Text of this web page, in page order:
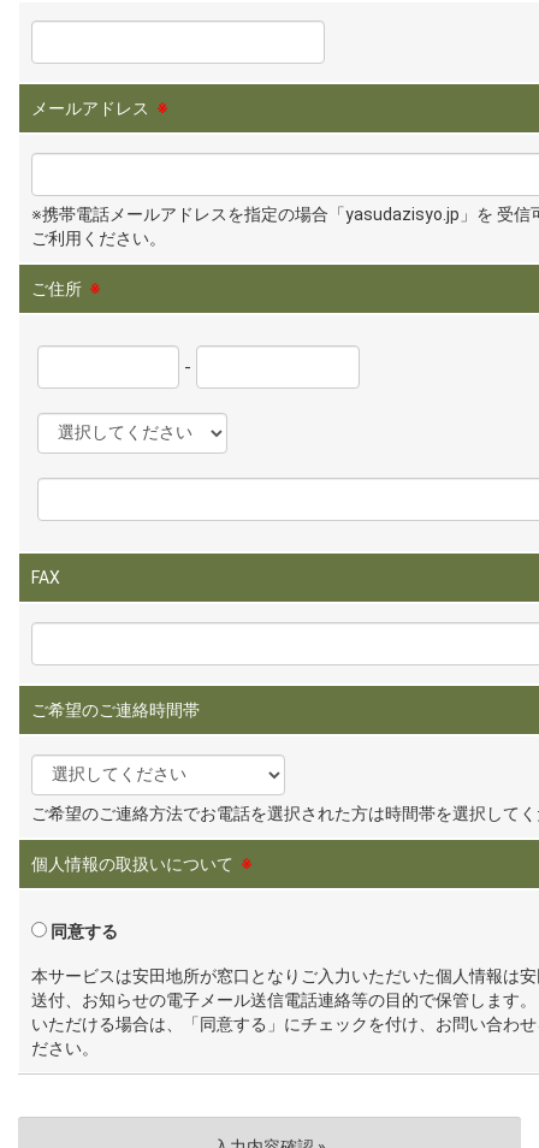
メールアドレス ※
※携帯電話メールアドレスを指定の場合「yasudazisyo.jp」を 受信
ご利用ください。
ご住所 ※
-
FAX
ご希望のご連絡時間帯
ご希望のご連絡方法でお電話を選択された方は時間帯を選択して
個人情報の取扱いについて ※
同意する
本サービスは安田地所が窓口となりご入力いただいた個人情報は
送付、お知らせの電子メール送信電話連絡等の目的で保管します
いただける場合は、「同意する」にチェックを付け、お問い合わ
ださい。